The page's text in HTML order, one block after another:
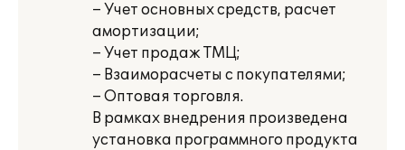
– Учет основных средств, расчет
амортизации;
– Учет продаж ТМЦ;
– Взаиморасчеты с покупателями;
– Оптовая торговля.
В рамках внедрения произведена
установка программного продукта